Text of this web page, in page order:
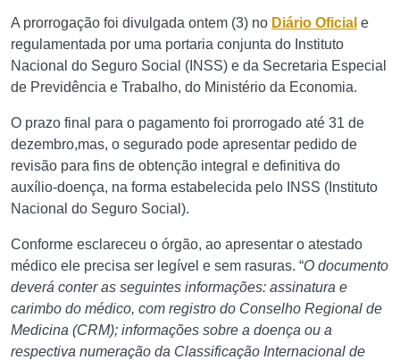
A prorrogação foi divulgada ontem (3) no Diário Oficial e
regulamentada por uma portaria conjunta do Instituto
Nacional do Seguro Social (INSS) e da Secretaria Especial
de Previdência e Trabalho, do Ministério da Economia.
O prazo final para o pagamento foi prorrogado até 31 de
dezembro,mas, o segurado pode apresentar pedido de
revisão para fins de obtenção integral e definitiva do
auxílio-doença, na forma estabelecida pelo INSS (Instituto
Nacional do Seguro Social).
Conforme esclareceu o órgão, ao apresentar o atestado
médico ele precisa ser legível e sem rasuras. “O documento
deverá conter as seguintes informações: assinatura e
carimbo do médico, com registro do Conselho Regional de
Medicina (CRM); informações sobre a doença ou a
respectiva numeração da Classificação Internacional de